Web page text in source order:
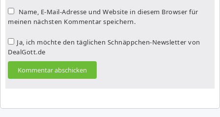
Name, E-Mail-Adresse und Website in diesem Browser für
meinen nächsten Kommentar speichern.
Ja, ich möchte den täglichen Schnäppchen-Newsletter von
DealGott.de